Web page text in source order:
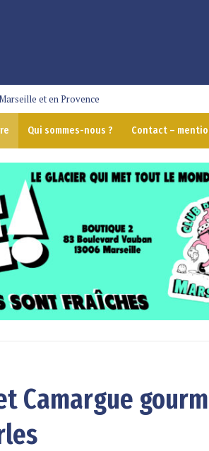
et en Provence
Qui sommes-nous ? Contact –
Camargue